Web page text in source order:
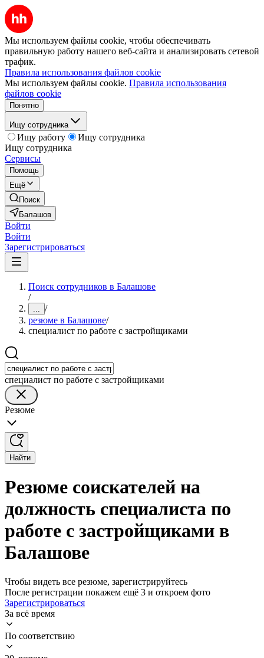
Мы используем файлы cookie, чтобы обеспечивать
правильную работу нашего веб-сайта и анализировать сетевой
трафик.
Правила использования файлов cookie
Мы используем файлы cookie. Правила использования
файлов cookie
Понятно
Ищу сотрудника
Ищу работу
Ищу сотрудника
Ищу сотрудника
Сервисы
Помощь
Ещё
Поиск
Балашов
Войти
Войти
Зарегистрироваться
Поиск сотрудников в Балашове
/
... /
резюме в Балашове/
специалист по работе с застройщиками
специалист по работе с застройщиками
Резюме
Найти
Резюме соискателей на
должность специалиста по
работе с застройщиками в
Балашове
Чтобы видеть все резюме, зарегистрируйтесь
После регистрации покажем ещё 3 и откроем фото
Зарегистрироваться
За всё время
По соответствию